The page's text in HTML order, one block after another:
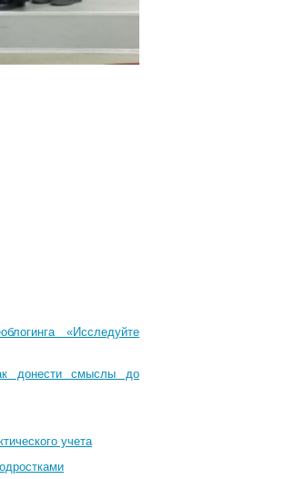
«Исследуйте
донести смыслы до
учета